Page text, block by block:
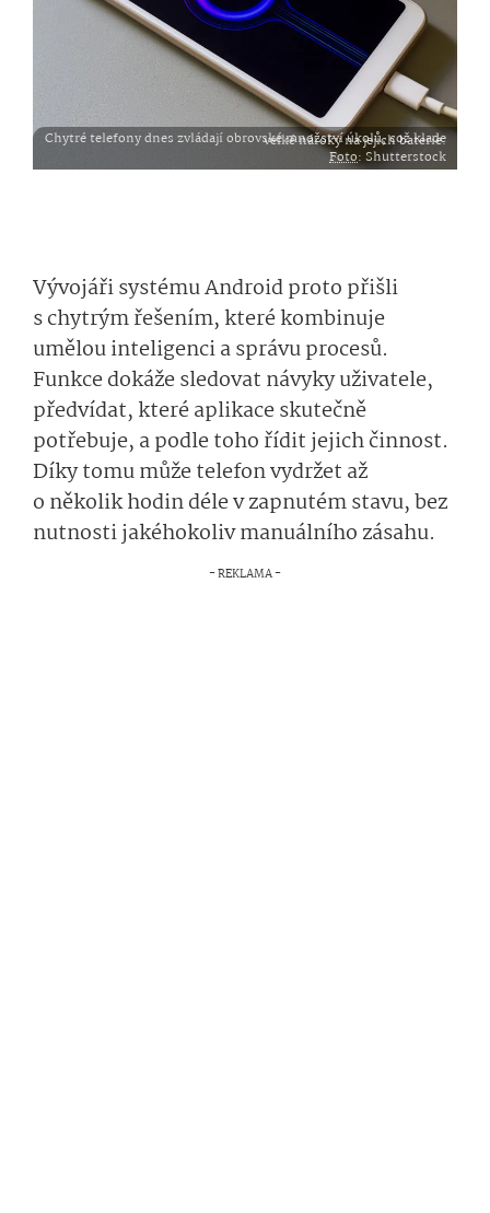
Chytré telefony dnes zvládají obrovské množství úkolů, což klade velké nároky na jejich baterie.
Foto: Shutterstock
Vývojáři systému Android proto přišli
s chytrým řešením, které kombinuje
umělou inteligenci a správu procesů.
Funkce dokáže sledovat návyky uživatele,
předvídat, které aplikace skutečně
potřebuje, a podle toho řídit jejich činnost.
Díky tomu může telefon vydržet až
o několik hodin déle v zapnutém stavu, bez
nutnosti jakéhokoliv manuálního zásahu.